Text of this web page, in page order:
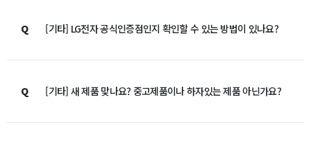
Q [기타] LG전자 공식인증점인지 확인할 수 있는 방법이 있나요?
Q [기타] 새 제품 맞나요? 중고제품이나 하자있는 제품 아닌가요?